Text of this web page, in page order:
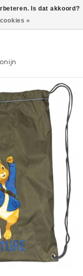
Is dat akkoord?
»